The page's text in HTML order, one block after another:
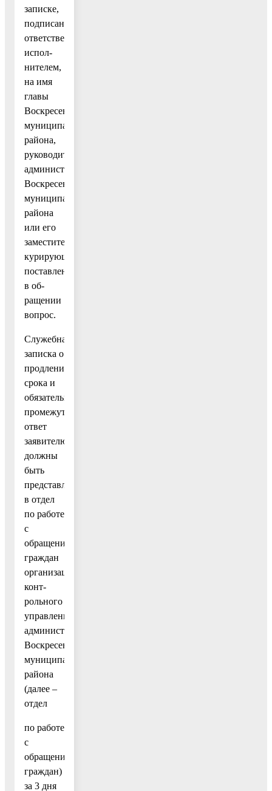
записке,
подписанной
ответственным
испол-
нителем,
на имя
главы
Воскресенского
муниципального
района,
руководителя
администрации
Воскресенского
муниципального
района
или его
заместителя,
курирующего
поставленный
в об-
ращении
вопрос.
Служебная
записка о
продлении
срока и
обязательный
промежуточный
ответ
заявителю
должны
быть
представлены
в отдел
по работе
с
обращениями
граждан
организационно-
конт-
рольного
управления
администрации
Воскресенского
муниципального
района
(далее –
отдел
по работе
с
обращениями
граждан)
за 3 дня